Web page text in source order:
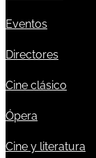
Eventos
Directores
Cine clásico
Ópera
Cine y literatura